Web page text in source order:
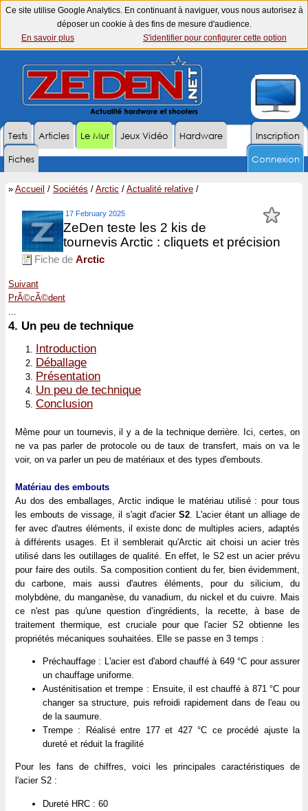
Ce site utilise Google Analytics. En continuant à naviguer, vous nous autorisez à
déposer un cookie à des fins de mesure d'audience.
En savoir plus
S'identifier pour configurer cette option
Inscription
Tests Articles Le Mur Jeux Vidéo
Hardware
Fiches
Connexion
» Accueil / Sociétés / Arctic / Actualité relative /
17 February 2025
ZeDen teste les 2 kis de
tournevis Arctic : cliquets et précision
Fiche de Arctic
Suivant
PrÃ©cÃ©dent
...
4. Un peu de technique
Introduction
Déballage
Présentation
Un peu de technique
Conclusion
Même pour un tournevis, il y a de la technique derrière. Ici, certes, on
ne va pas parler de protocole ou de taux de transfert, mais on va le
voir, on va parler un peu de matériaux et des types d'embouts.
Matériau des embouts
Au dos des emballages, Arctic indique le matériau utilisé : pour tous
les embouts de vissage, il s'agit d'acier S2 . L'acier étant un alliage de
fer avec d'autres éléments, il existe donc de multiples aciers, adaptés
à différents usages. Et il semblerait qu'Arctic ait choisi un acier très
utilisé dans les outillages de qualité. En effet, le S2 est un acier prévu
pour faire des outils. Sa composition contient du fer, bien évidemment,
du carbone, mais aussi d'autres éléments, pour du silicium, du
molybdène, du manganèse, du vanadium, du nickel et du cuivre. Mais
ce n'est pas qu'une question d’ingrédients, la recette, à base de
traitement thermique, est cruciale pour que l'acier S2 obtienne les
propriétés mécaniques souhaitées. Elle se passe en 3 temps :
Préchauffage : L'acier est d'abord chauffé à 649 °C pour assurer
un chauffage uniforme.
Austénitisation et trempe : Ensuite, il est chauffé à 871 °C pour
changer sa structure, puis refroidi rapidement dans de l'eau ou
de la saumure.
Trempe : Réalisé entre 177 et 427 °C ce procédé ajuste la
dureté et réduit la fragilité
Pour les fans de chiffres, voici les principales caractéristiques de
l'acier S2 :
Dureté HRC : 60